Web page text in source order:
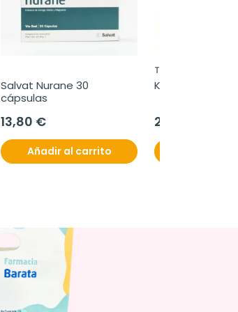
Salvat Nurane 30
cápsulas
13,80 €
Añadir al carrito
TRICONAILS
Kaedum 60
26,65 €